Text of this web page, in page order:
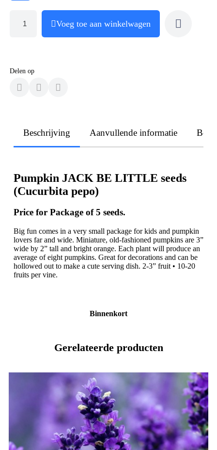
Voeg toe aan winkelwagen
Delen op
Beschrijving Aanvullende informatie
Pumpkin JACK BE LITTLE seeds
(Cucurbita pepo)
Price for Package of 5 seeds.
Big fun comes in a very small package for kids and pumpkin
lovers far and wide. Miniature, old-fashioned pumpkins are 3”
wide by 2” tall and bright orange. Each plant will produce an
average of eight pumpkins. Great for decorations and can be
hollowed out to make a cute serving dish. 2-3” fruit • 10-20
fruits per vine.
Binnenkort
Gerelateerde producten